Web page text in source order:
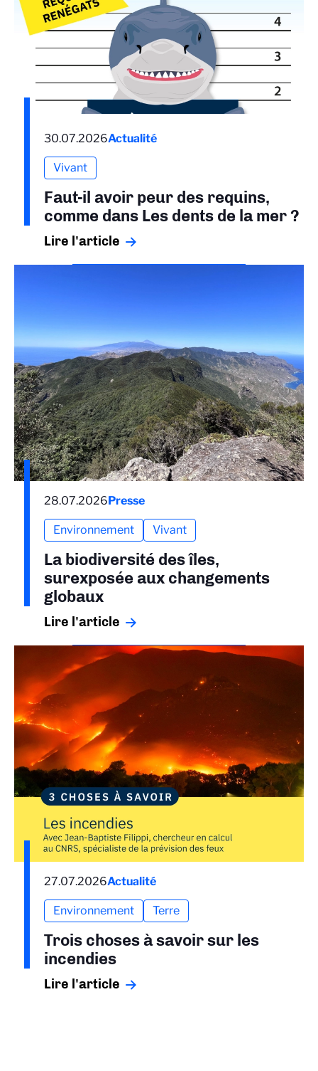
30.07.2026Actualité
Vivant
Faut-il avoir peur des requins,
comme dans Les dents de la mer ?
Lire l'article
28.07.2026Presse
Environnement Vivant
La biodiversité des îles,
surexposée aux changements
globaux
Lire l'article
27.07.2026Actualité
Environnement Terre
Trois choses à savoir sur les
incendies
Lire l'article